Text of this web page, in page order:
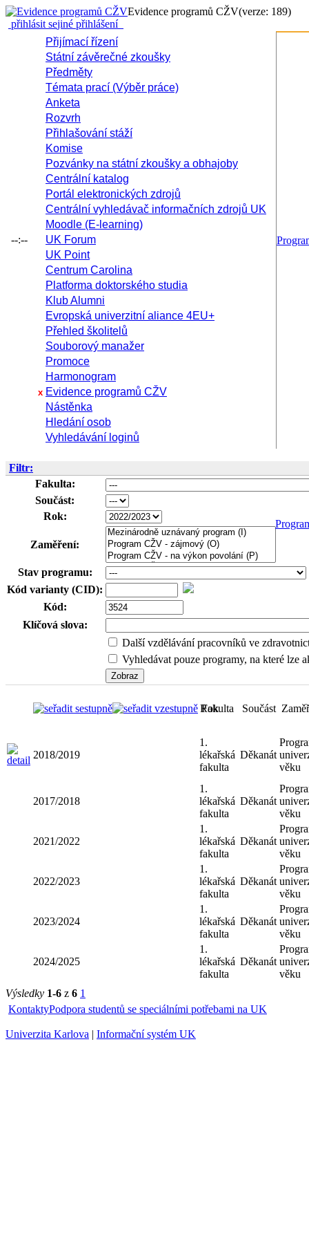
Evidence programů CŽV(verze: 189)
přihlásit sejiné přihlášení
--:--
Přijímací řízení
Státní závěrečné zkoušky
Předměty
Témata prací (Výběr práce)
Anketa
Rozvrh
Přihlašování stáží
Komise
Pozvánky na státní zkoušky a obhajoby
Centrální katalog
Portál elektronických zdrojů
Centrální vyhledávač informačních zdrojů UK
Moodle (E-learning)
UK Forum
UK Point
Centrum Carolina
Platforma doktorského studia
Klub Alumni
Evropská univerzitní aliance 4EU+
Přehled školitelů
Souborový manažer
Promoce
Harmonogram
x Evidence programů CŽV
Nástěnka
Hledání osob
Vyhledávání loginů
Filtr:
Fakulta:
Součást:
Rok:
Zaměření:
Stav programu:
Kód varianty (CID):
Kód:
Klíčová slova:
Další vzdělávání pracovníků ve
Vyhledávat pouze programy, na které lze
Rok
Fakulta Součást
2018/2019
1.
lékařská
fakulta
Děkanát
věku
2017/2018
1.
lékařská
fakulta
Děkanát
věku
1.
lékařská
fakulta
věku
1.
lékařská
fakulta
věku
2023/2024
1.
lékařská
fakulta
Děkanát
věku
2024/2025
1.
lékařská Děkanát